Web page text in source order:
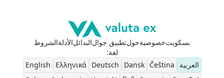
بسكويتخصوصيةحولتطبيق جوالالبدائلالأدلةالشروط
لغة:
العربية
Čeština
Dansk
Deutsch
Ελληνικά
English